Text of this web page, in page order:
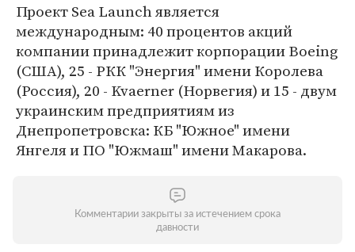
Проект Sea Launch является
международным: 40 процентов акций
компании принадлежит корпорации Boeing
(США), 25 - РКК "Энергия" имени Королева
(Россия), 20 - Kvaerner (Норвегия) и 15 - двум
украинским предприятиям из
Днепропетровска: КБ "Южное" имени
Янгеля и ПО "Южмаш" имени Макарова.
Комментарии закрыты за истечением срока
давности